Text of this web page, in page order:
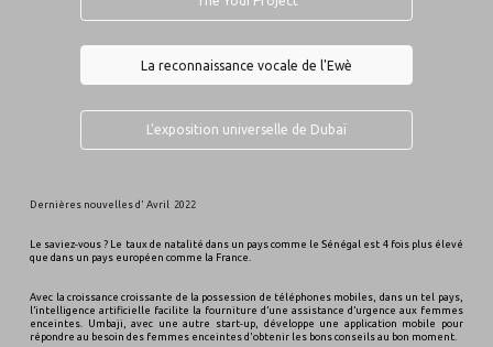
La reconnaissance vocale de l'Ewè
L'exposition universelle de Dubaï
Dernières nouvelles d' Avril 2022
Le saviez-vous ? Le taux de natalité dans un pays comme le Sénégal est 4 fois plus élevé
que dans un pays européen comme la France.
Avec la croissance croissante de la possession de téléphones mobiles, dans un tel pays,
l’intelligence artificielle facilite la fourniture d’une assistance d’urgence aux femmes
enceintes. Umbaji, avec une autre start-up, développe une application mobile pour
répondre au besoin des femmes enceintes d'obtenir les bons conseils au bon moment.